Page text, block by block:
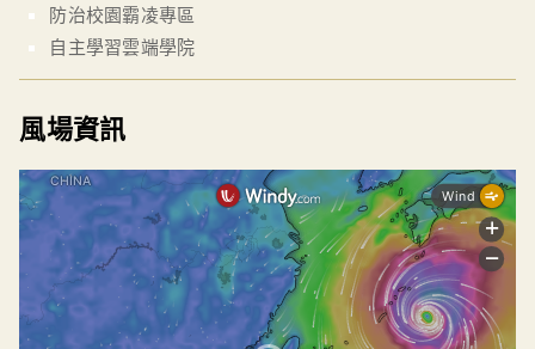
防治校園霸凌專區
自主學習雲端學院
風場資訊